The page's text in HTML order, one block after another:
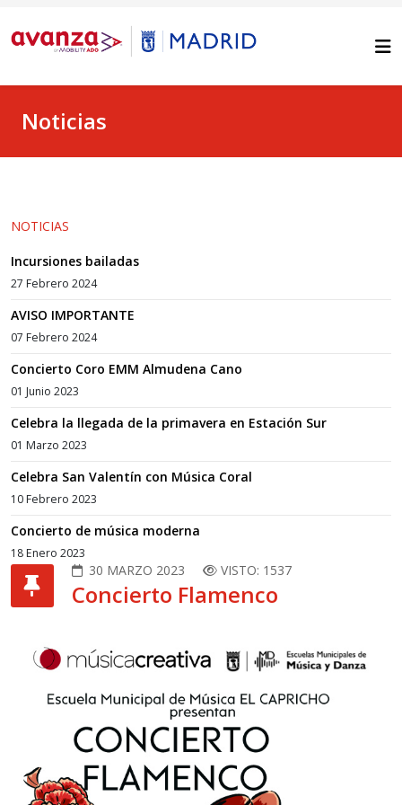
Noticias
NOTICIAS
Incursiones bailadas
27 Febrero 2024
AVISO IMPORTANTE
07 Febrero 2024
Concierto Coro EMM Almudena Cano
01 Junio 2023
Celebra la llegada de la primavera en Estación Sur
01 Marzo 2023
Celebra San Valentín con Música Coral
10 Febrero 2023
Concierto de música moderna
18 Enero 2023
30 MARZO 2023 VISTO: 1537
Concierto Flamenco